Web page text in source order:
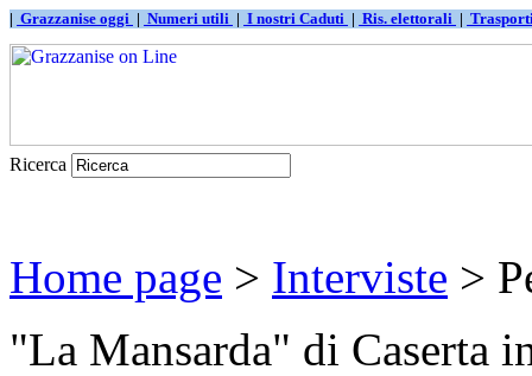
| Grazzanise oggi | Numeri utili | I nostri Caduti | Ris. elettorali |
Ricerca
Home page > Interviste >
"La Mansarda" di Caserta